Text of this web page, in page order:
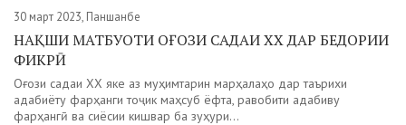
30 март 2023, Панҷшанбе
НАҚШИ МАТБУОТИ ОҒОЗИ САДАИ ХХ ДАР БЕДОРИИ
ФИКРӢ
Оғози садаи ХХ яке аз муҳимтарин марҳалаҳо дар таърихи
адабиёту фарҳанги тоҷик маҳсуб ёфта, равобити адабиву
фарҳангӣ ва сиёсии кишвар ба зуҳури...